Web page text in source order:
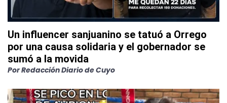
Un influencer sanjuanino se tatuó a Orrego
por una causa solidaria y el gobernador se
sumó a la movida
PorRedacción Diario de Cuyo